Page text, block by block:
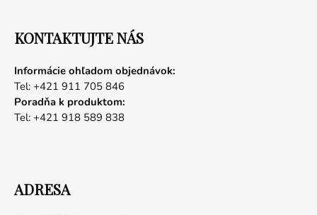
KONTAKTUJTE NÁS
Informácie ohľadom objednávok:
Tel: +421 911 705 846
Poradňa k produktom:
Tel: +421 918 589 838
ADRESA